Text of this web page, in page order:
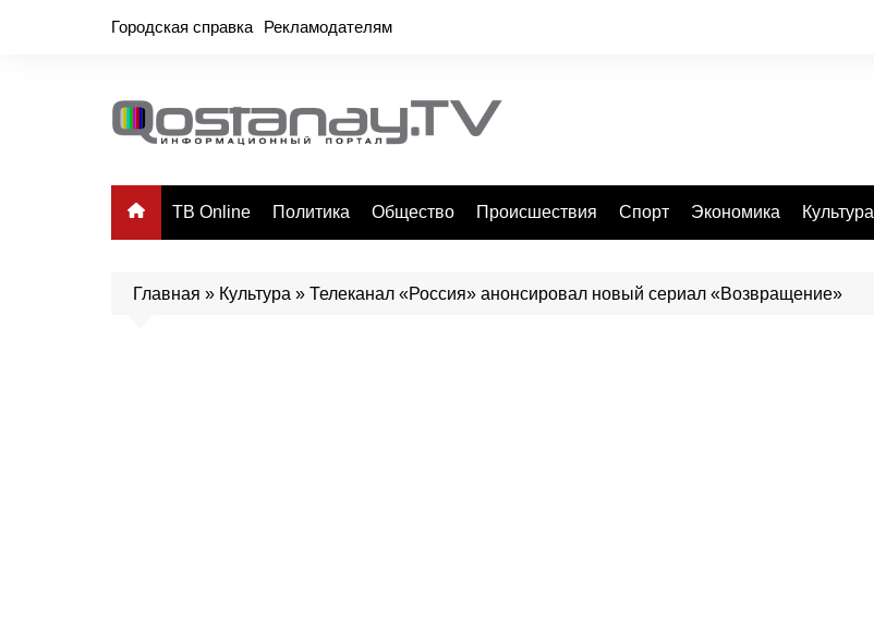
Городская справка Рекламодателям
ТВ Online Политика Общество Происшествия Спорт Экономика Культура
Главная » Культура » Телеканал «Россия» анонсировал новый сериал «Возвращение»